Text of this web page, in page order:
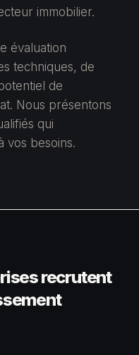
immobilier.
évaluation
techniques, de
de
Nous présentons
qui
vos besoins.
recrutent